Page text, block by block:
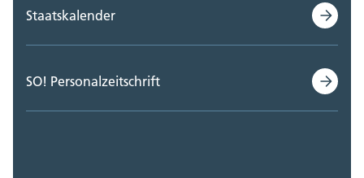
Staatskalender
SO! Personalzeitschrift